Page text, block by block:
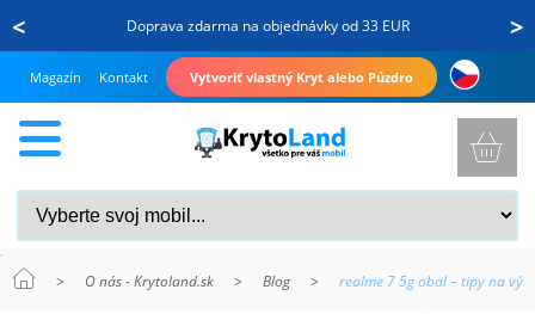
< >
Doprava zdarma na objednávky od 33 EUR
Magazín Kontakt Vytvoriť vlastný Kryt alebo Púzdro
> O nás - Krytoland.sk > Blog > realme 7 5g obal – tipy na